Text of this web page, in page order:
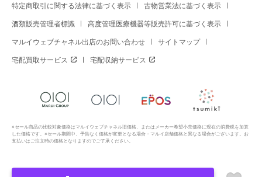
特定商取引に関する法律に基づく表示 古物営業法に基づく表示
酒類販売管理者標識 高度管理医療機器等販売許可に基づく表示
マルイウェブチャネル出店のお問い合わせ サイトマップ
宅配買取サービス 宅配収納サービス
※セール商品の比較対象価格はマルイウェブチャネル旧価格、またはメーカー希望小売価格に現在の消費税を加算
した価格です。※セール期間中、予告なく価格が変更となる場合・マルイ店舗価格と異なる場合がございます。お
支払いはご注文時の価格となりますのでご了承ください。